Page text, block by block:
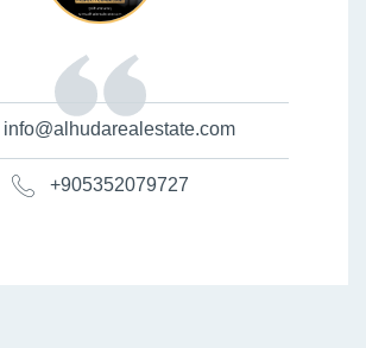
info@alhudarealestate.com
+905352079727